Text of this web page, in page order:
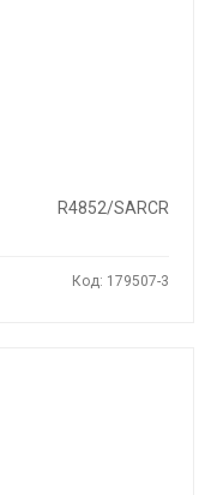
R4852/SARCR
Код: 179507-3